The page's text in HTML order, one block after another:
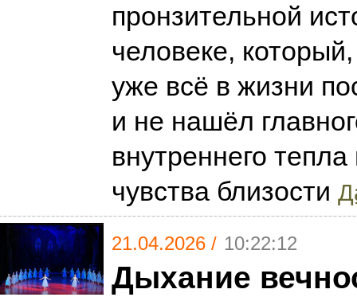
пронзительной
человеке,
уже всё в жизни
и не нашёл
внутреннего
чувства близости
21.04.2026 / 10:22:12
Дыхание